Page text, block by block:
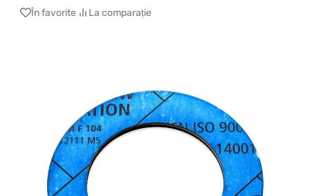
În favorite La comparație